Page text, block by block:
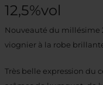
12,5%vol
Nouveauté du millésime
viognier à la robe
Très belle expression du